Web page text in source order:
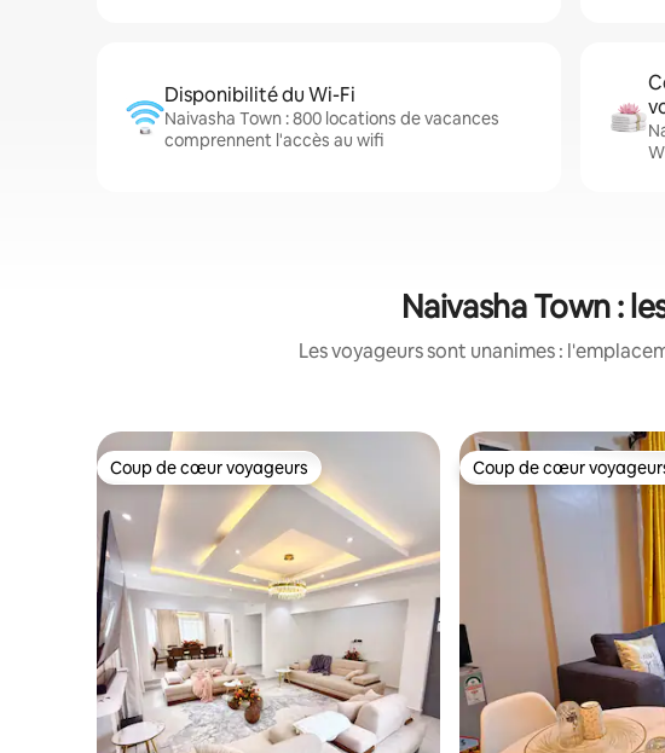
Disponibilité du Wi-Fi
Naivasha Town : 800 locations de vacances
comprennent l'accès au wifi
Naivasha Town :
Les voyageurs sont unanimes :
Coup de cœur voyageurs
Coup de cœur voyageurs Coup de cœur
Coup de cœur